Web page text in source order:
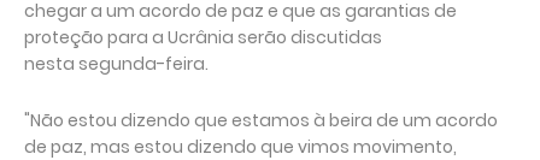
chegar a um acordo de paz e que as garantias de
proteção para a Ucrânia serão discutidas
nesta segunda-feira.
"Não estou dizendo que estamos à beira de um acordo
de paz, mas estou dizendo que vimos movimento,